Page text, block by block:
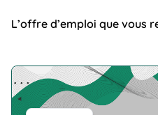
L’offre d’emploi que vous